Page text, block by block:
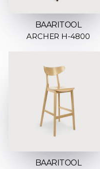
BAARITOOL
ARCHER H-4800
BAARITOOL